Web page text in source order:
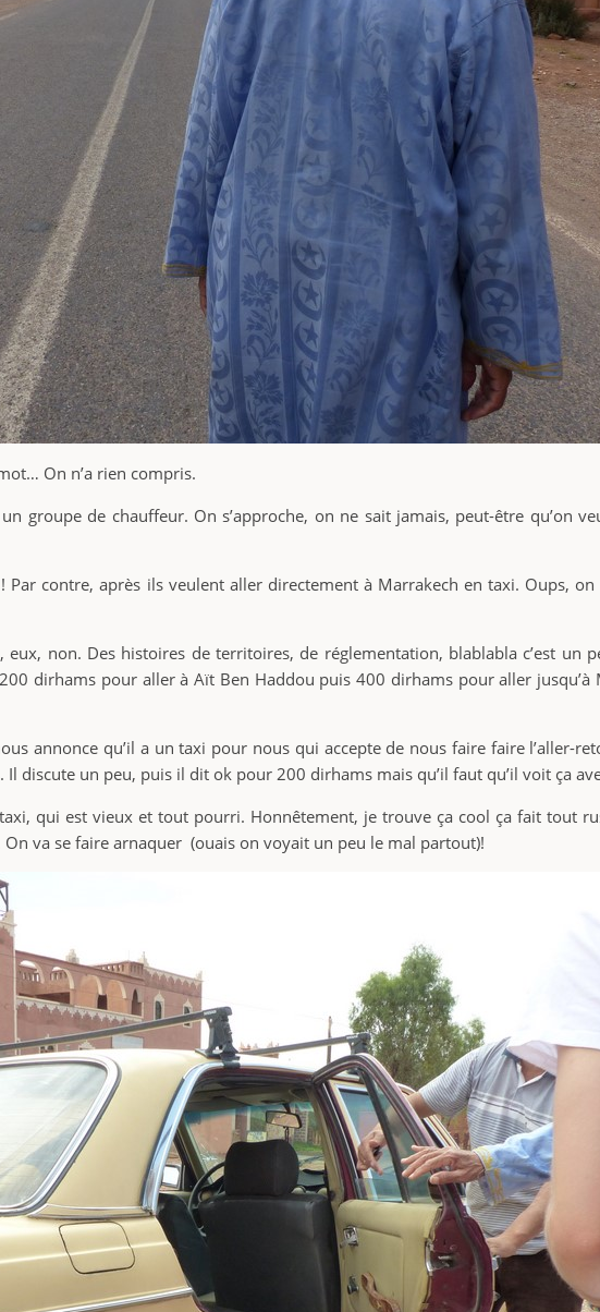
On n’a rien compris.
groupe de chauffeur. On s’approche, on ne sait jamais, peut-être qu’on
Par contre, après ils veulent aller directement à Marrakech en taxi. Oups,
non. Des histoires de territoires, de réglementation, blablabla c’est un
dirhams pour aller à Aït Ben Haddou puis 400 dirhams pour aller jusqu’à
annonce qu’il a un taxi pour nous qui accepte de nous faire faire l’aller-
discute un peu, puis il dit ok pour 200 dirhams mais qu’il faut qu’il voit ça
qui est vieux et tout pourri. Honnêtement, je trouve ça cool ça fait tout
va se faire arnaquer (ouais on voyait un peu le mal partout)!